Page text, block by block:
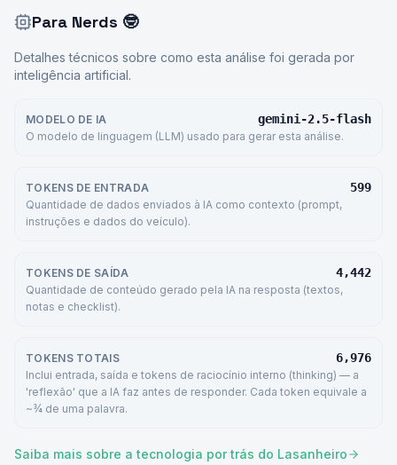
Para Nerds 🤓
Detalhes técnicos sobre como esta análise foi gerada por
inteligência artificial.
MODELO DE IA gemini-2.5-flash
O modelo de linguagem (LLM) usado para gerar esta análise.
TOKENS DE ENTRADA 599
Quantidade de dados enviados à IA como contexto (prompt,
instruções e dados do veículo).
TOKENS DE SAÍDA 4,442
Quantidade de conteúdo gerado pela IA na resposta (textos,
notas e checklist).
TOKENS TOTAIS 6,976
Inclui entrada, saída e tokens de raciocínio interno (thinking) — a
'reflexão' que a IA faz antes de responder. Cada token equivale a
~¾ de uma palavra.
Saiba mais sobre a tecnologia por trás do Lasanheiro